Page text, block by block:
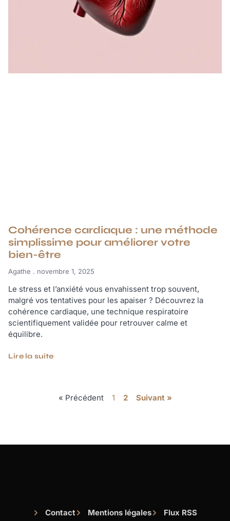
Cohérence cardiaque : une méthode
simplissime pour améliorer votre
bien-être
Agathe novembre 1, 2025
Le stress et l’anxiété vous envahissent trop souvent,
malgré vos tentatives pour les apaiser ? Découvrez la
cohérence cardiaque, une technique respiratoire
scientifiquement validée pour retrouver calme et
équilibre.
Lire la suite
« Précédent 1 2 Suivant »
Contact Mentions légales Flux RSS